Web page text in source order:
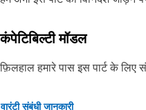
कंपेटिबिल्टी मॉडल
फ़िलहाल हमारे पास इस पार्ट के लिए
वारंटी संबंधी जानकारी